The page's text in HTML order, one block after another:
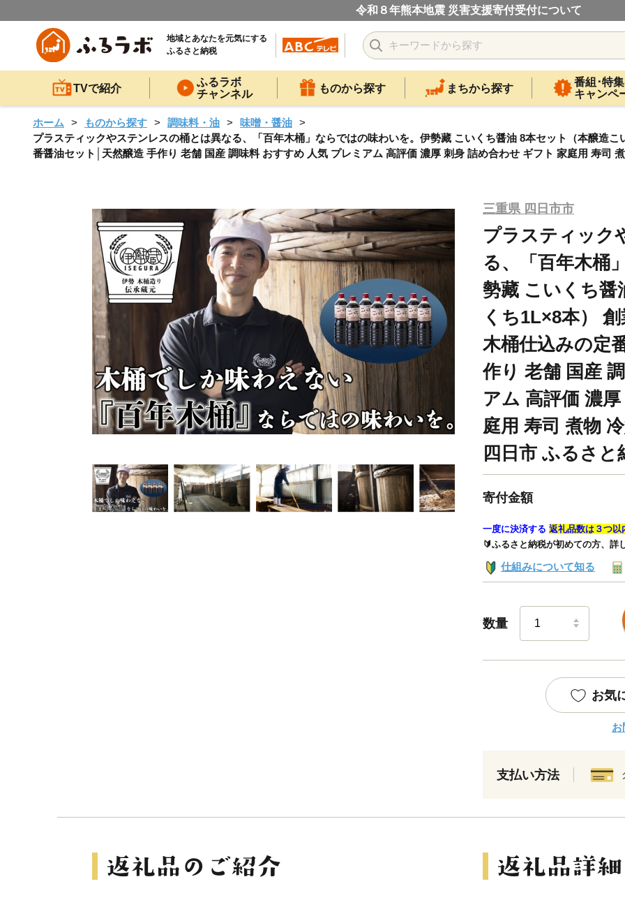
令和８年熊本地震 災害支援寄付受付について
地域とあなたを元気にする
ふるさと納税
TVで紹介
ふるラボ
チャンネル
ものから探す まちから探す
番組･特集
キャンペ
ホーム ものから探す 調味料・油
味噌・醤油
プラスティックやステンレスの桶とは異なる、「百年木桶」ならではの味わいを。伊勢藏 こいくち醤油 8本セット（本醸造
番醤油セット│天然醸造 手作り 老舗 国産 調味料 おすすめ 人気 プレミアム 高評価 濃厚 刺身 詰め合わせ ギフト 家庭用 寿司
三重県 四日市市
プラスティック
る、「百年木桶
勢藏 こいくち醤
くち1L×8本）
木桶仕込みの定
作り 老舗 国産
アム 高評価 濃
庭用 寿司 煮物
四日市 ふるさと
寄付金額
一度に決済する 返礼品数は３つ以
🔰ふるさと納税が初めての方、詳
仕組みについて知る
数量
お気
お
支払い方法